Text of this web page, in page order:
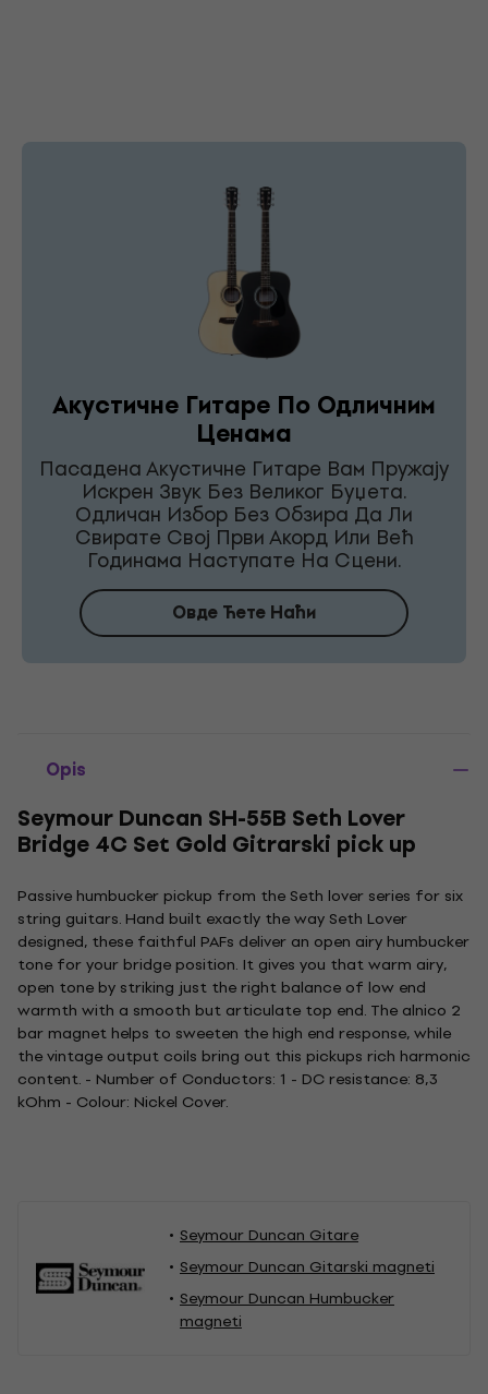
Акустичне Гитаре По Одличним
Ценама
Пасадена Акустичне Гитаре Вам Пружају
Искрен Звук Без Великог Буџета.
Одличан Избор Без Обзира Да Ли
Свирате Свој Први Акорд Или Већ
Годинама Наступате На Сцени.
Овде Ћете Наћи
Opis
Seymour Duncan SH-55B Seth Lover
Bridge 4C Set Gold Gitrarski pick up
Passive humbucker pickup from the Seth lover series for six
string guitars. Hand built exactly the way Seth Lover
designed, these faithful PAFs deliver an open airy humbucker
tone for your bridge position. It gives you that warm airy,
open tone by striking just the right balance of low end
warmth with a smooth but articulate top end. The alnico 2
bar magnet helps to sweeten the high end response, while
the vintage output coils bring out this pickups rich harmonic
content. - Number of Conductors: 1 - DC resistance: 8,3
kOhm - Colour: Nickel Cover.
Seymour Duncan Gitare
Seymour Duncan Gitarski magneti
Seymour Duncan Humbucker
magneti